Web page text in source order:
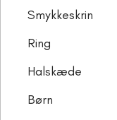
Smykkeskrin
Ring
Halskæde
Børn